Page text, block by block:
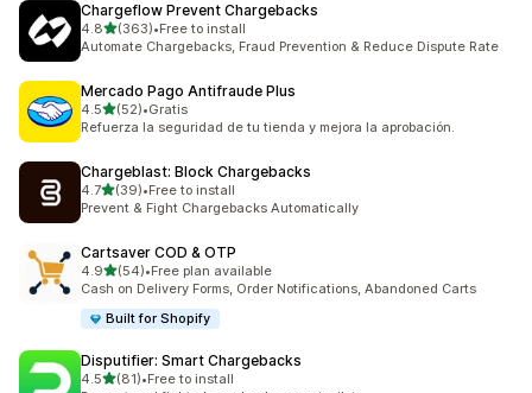
Chargeflow Prevent Chargebacks
4.8滿分 5 顆星
(363)
共有 363 則評價
•Free to install
Automate Chargebacks, Fraud Prevention & Reduce Dispute Rate
Mercado Pago Antifraude Plus
4.5滿分 5 顆星
(52)
共有 52 則評價
•Gratis
Refuerza la seguridad de tu tienda y mejora la aprobación.
Chargeblast: Block Chargebacks
4.7滿分 5 顆星
(39)
共有 39 則評價
•Free to install
Prevent & Fight Chargebacks Automatically
Cartsaver COD & OTP
4.9滿分 5 顆星
(54)
共有 54 則評價
•Free plan available
Cash on Delivery Forms, Order Notifications, Abandoned Carts
Built for Shopify
Disputifier: Smart Chargebacks
4.5滿分 5 顆星
(81)
共有 81 則評價
•Free to install